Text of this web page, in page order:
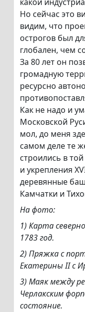
Но сейчас это
видим, что
острогов был
глобален, чем
За 80 лет он
громадную
ресурсно
Как не надо и
Московской
мол, до меня
самом деле те
строились в
и укрепления
деревянные
Камчатки и
На фото:
1) Карта
1783 год.
2) Пряжка с
Екатерины II с
3) Маяк между
Черлакским
состояние.